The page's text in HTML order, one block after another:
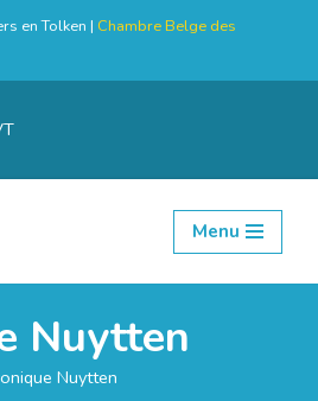
en Tolken | Chambre Belge des
Menu
Nuytten
Nuytten